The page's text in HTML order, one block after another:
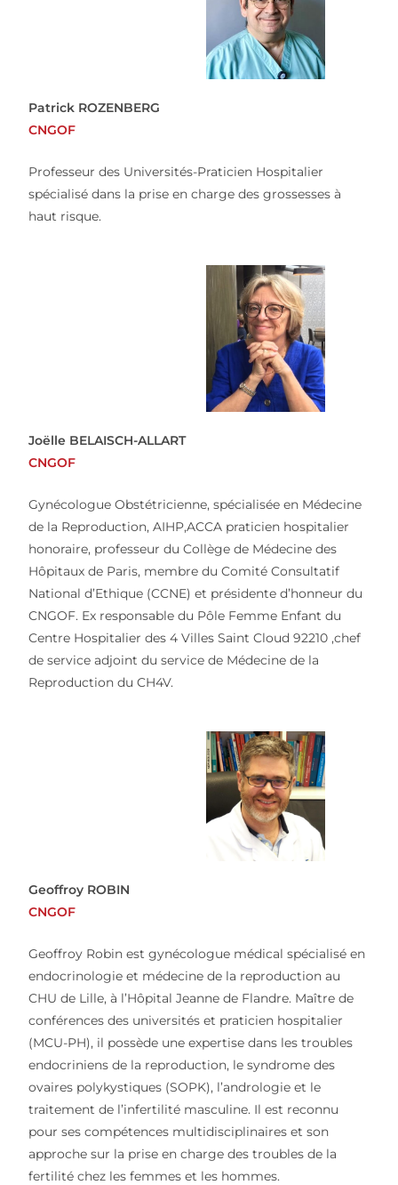
Patrick ROZENBERG
CNGOF
Professeur des Universités-Praticien Hospitalier
spécialisé dans la prise en charge des grossesses à
haut risque.
Joëlle BELAISCH-ALLART
CNGOF
Gynécologue Obstétricienne, spécialisée en Médecine
de la Reproduction, AIHP,ACCA praticien hospitalier
honoraire, professeur du Collège de Médecine des
Hôpitaux de Paris, membre du Comité Consultatif
National d’Ethique (CCNE) et présidente d’honneur du
CNGOF. Ex responsable du Pôle Femme Enfant du
Centre Hospitalier des 4 Villes Saint Cloud 92210 ,chef
de service adjoint du service de Médecine de la
Reproduction du CH4V.
Geoffroy ROBIN
CNGOF
Geoffroy Robin est gynécologue médical spécialisé en
endocrinologie et médecine de la reproduction au
CHU de Lille, à l’Hôpital Jeanne de Flandre. Maître de
conférences des universités et praticien hospitalier
(MCU-PH), il possède une expertise dans les troubles
endocriniens de la reproduction, le syndrome des
ovaires polykystiques (SOPK), l’andrologie et le
traitement de l’infertilité masculine. Il est reconnu
pour ses compétences multidisciplinaires et son
approche sur la prise en charge des troubles de la
fertilité chez les femmes et les hommes.